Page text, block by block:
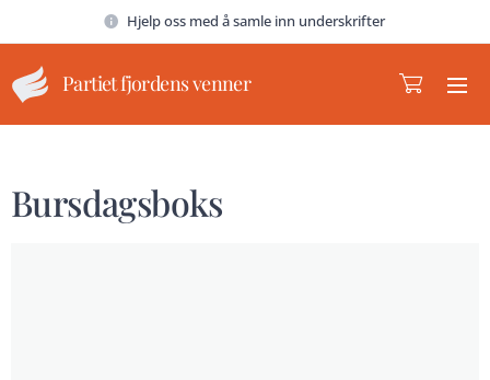
Hjelp oss med å samle inn underskrifter
Partiet fjordens venner
Bursdagsboks